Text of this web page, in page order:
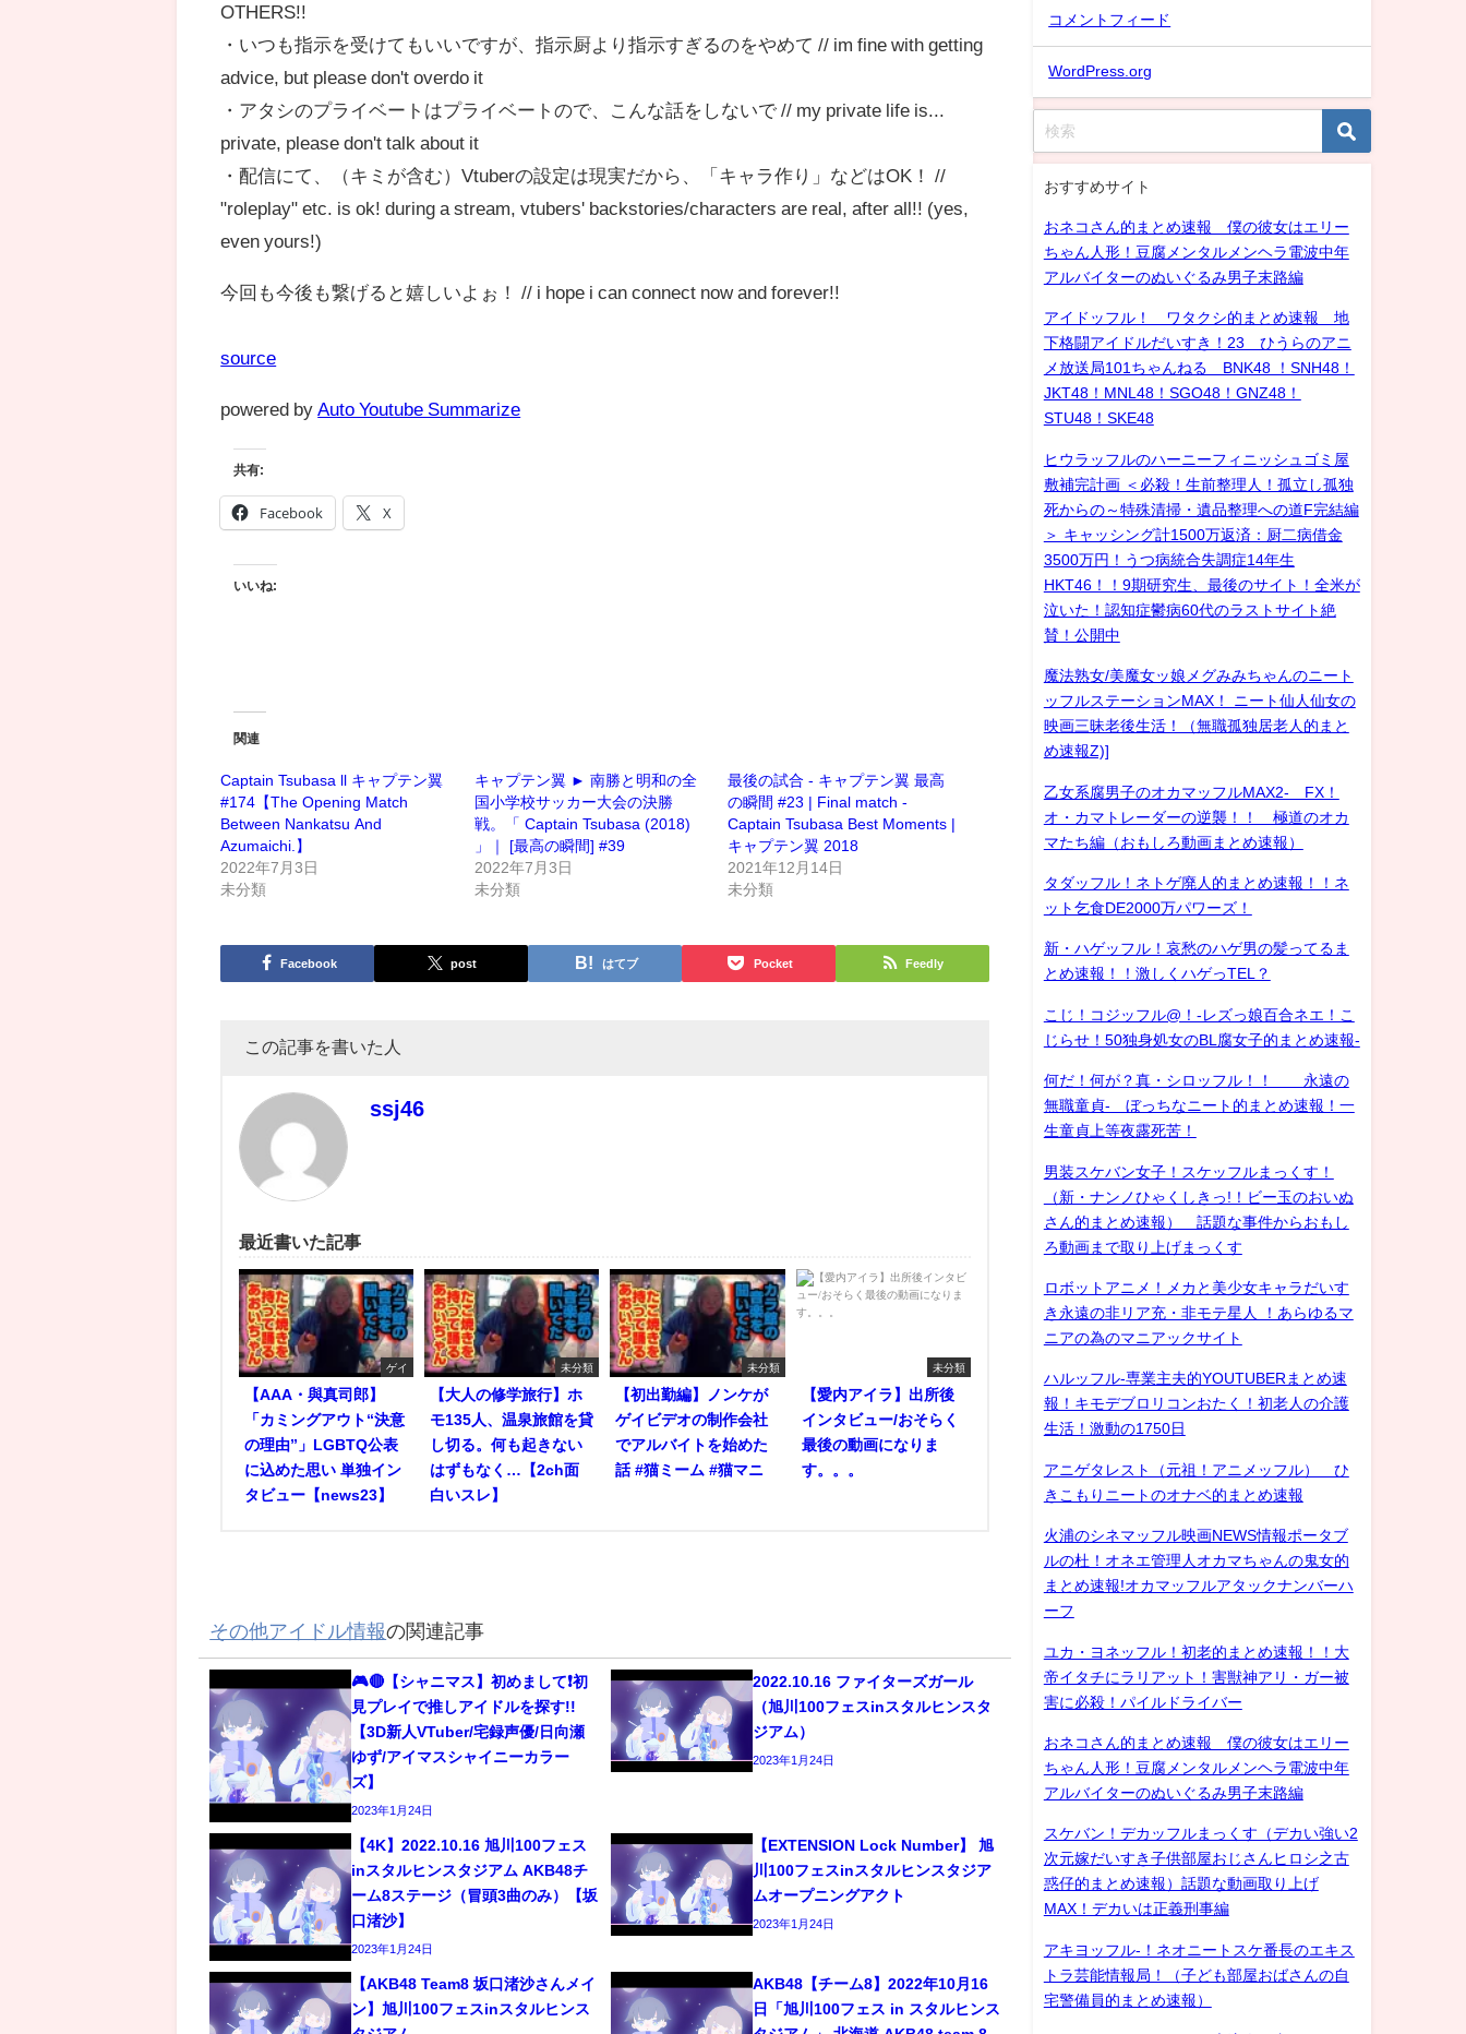
OTHERS!!
・いつも指示を受けてもいいですが、指示厨より指示すぎるのをやめて // im fine with getting
advice, but please don't overdo it
・アタシのプライベートはプライベートので、こんな話をしないで // my private life is...
private, please don't talk about it
・配信にて、（キミが含む）Vtuberの設定は現実だから、「キャラ作り」などはOK！ //
"roleplay" etc. is ok! during a stream, vtubers' backstories/characters are real, after all!! (yes,
even yours!)
今回も今後も繋げると嬉しいよぉ！ // i hope i can connect now and forever!!
source
powered by Auto Youtube Summarize
共有:
Facebook X
いいね:
関連
Captain Tsubasa ll キャプテン翼
#174【The Opening Match
Between Nankatsu And
Azumaichi.】
2022年7月3日
未分類
キャプテン翼 ► 南勝と明和の全
国小学校サッカー大会の決勝
戦。「 Captain Tsubasa (2018)
」｜ [最高の瞬間] #39
2022年7月3日
未分類
最後の試合 - キャプテン翼 最高
の瞬間 #23 | Final match -
Captain Tsubasa Best Moments |
キャプテン翼 2018
2021年12月14日
未分類
Facebook post はてブ Pocket Feedly
この記事を書いた人
ssj46
最近書いた記事
ゲイ
【AAA・與真司郎】
「カミングアウト“決意
の理由”」LGBTQ公表
に込めた思い 単独イン
タビュー【news23】
未分類
【大人の修学旅行】ホ
モ135人、温泉旅館を貸
し切る。何も起きない
はずもなく…【2ch面
白いスレ】
未分類
【初出勤編】ノンケが
ゲイビデオの制作会社
でアルバイトを始めた
話 #猫ミーム #猫マニ
未分類
【愛内アイラ】出所後
インタビュー/おそらく
最後の動画になりま
す。。。
その他アイドル情報の関連記事
🎮🔴【シャニマス】初めまして❗️初
見プレイで推しアイドルを探す!!
【3D新人VTuber/宅録声優/日向瀬
ゆず/アイマスシャイニーカラー
ズ】
2023年1月24日
2022.10.16 ファイターズガール
（旭川100フェスinスタルヒンスタ
ジアム）
2023年1月24日
【4K】2022.10.16 旭川100フェス
inスタルヒンスタジアム AKB48チ
ーム8ステージ（冒頭3曲のみ）【坂
口渚沙】
2023年1月24日
【EXTENSION Lock Number】 旭
川100フェスinスタルヒンスタジア
ムオープニングアクト
2023年1月24日
【AKB48 Team8 坂口渚沙さんメイ
ン】旭川100フェスinスタルヒンス
AKB48【チーム8】2022年10月16
日「旭川100フェス in スタルヒンス
コメントフィード
WordPress.org
おすすめサイト
おネコさん的まとめ速報 僕の彼女はエリー
ちゃん人形！豆腐メンタルメンヘラ電波中年
アルバイターのぬいぐるみ男子末路編
アイドッフル！ ワタクシ的まとめ速報 地
下格闘アイドルだいすき！23 ひうらのアニ
メ放送局101ちゃんねる BNK48 ！SNH48！
JKT48！MNL48！SGO48！GNZ48！
STU48！SKE48
ヒウラッフルのハーニーフィニッシュゴミ屋
敷補完計画 ＜必殺！生前整理人！孤立し孤独
死からの～特殊清掃・遺品整理への道F完結編
＞ キャッシング計1500万返済：厨二病借金
3500万円！うつ病統合失調症14年生
HKT46！！9期研究生、最後のサイト！全米が
泣いた！認知症鬱病60代のラストサイト絶
賛！公開中
魔法熟女/美魔女ッ娘メグみみちゃんのニート
ッフルステーションMAX！ ニート仙人仙女の
映画三昧老後生活！（無職孤独居老人的まと
め速報Z)]
乙女系腐男子のオカマッフルMAX2- FX！
オ・カマトレーダーの逆襲！！ 極道のオカ
マたち編（おもしろ動画まとめ速報）
タダッフル！ネトゲ廃人的まとめ速報！！ネ
ット乞食DE2000万パワーズ！
新・ハゲッフル！哀愁のハゲ男の髪ってるま
とめ速報！！激しくハゲっTEL？
こじ！コジッフル@！-レズっ娘百合ネエ！こ
じらせ！50独身処女のBL腐女子的まとめ速報-
何だ！何が？真・シロッフル！！ 永遠の
無職童貞- ぼっちなニート的まとめ速報！一
生童貞上等夜露死苦！
男装スケバン女子！スケッフルまっくす！
（新・ナンノひゃくしきっ!！ビー玉のおいぬ
さん的まとめ速報） 話題な事件からおもし
ろ動画まで取り上げまっくす
ロボットアニメ！メカと美少女キャラだいす
き永遠の非リア充・非モテ星人 ！あらゆるマ
ニアの為のマニアックサイト
ハルッフル-専業主夫的YOUTUBERまとめ速
報！キモデブロリコンおたく！初老人の介護
生活！激動の1750日
アニゲタレスト（元祖！アニメッフル） ひ
きこもりニートのオナベ的まとめ速報
火浦のシネマッフル映画NEWS情報ポータブ
ルの杜！オネエ管理人オカマちゃんの鬼女的
まとめ速報!オカマッフルアタックナンバーハ
ーフ
ユカ・ヨネッフル！初老的まとめ速報！！大
帝イタチにラリアット！害獣神アリ・ガー被
害に必殺！パイルドライバー
おネコさん的まとめ速報 僕の彼女はエリー
ちゃん人形！豆腐メンタルメンヘラ電波中年
アルバイターのぬいぐるみ男子末路編
スケバン！デカッフルまっくす（デカい強い2
次元嫁だいすき子供部屋おじさんヒロシ之古
惑仔的まとめ速報）話題な動画取り上げ
MAX！デカいは正義刑事編
アキヨッフル-！ネオニートスケ番長のエキス
トラ芸能情報局！（子ども部屋おばさんの自
宅警備員的まとめ速報）